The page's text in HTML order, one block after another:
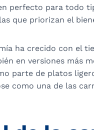
perfecto para todo
que priorizan el
ha crecido con el
en versiones más
parte de platos
como una de las